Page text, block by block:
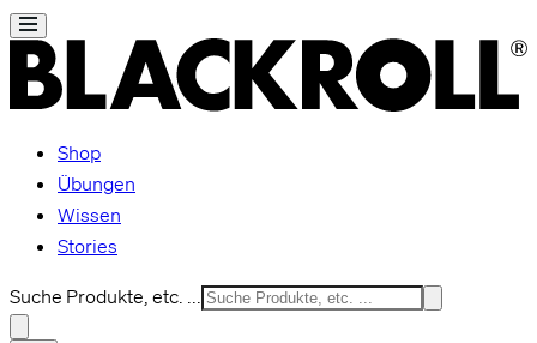
Shop
Übungen
Wissen
Stories
Suche Produkte, etc. ...